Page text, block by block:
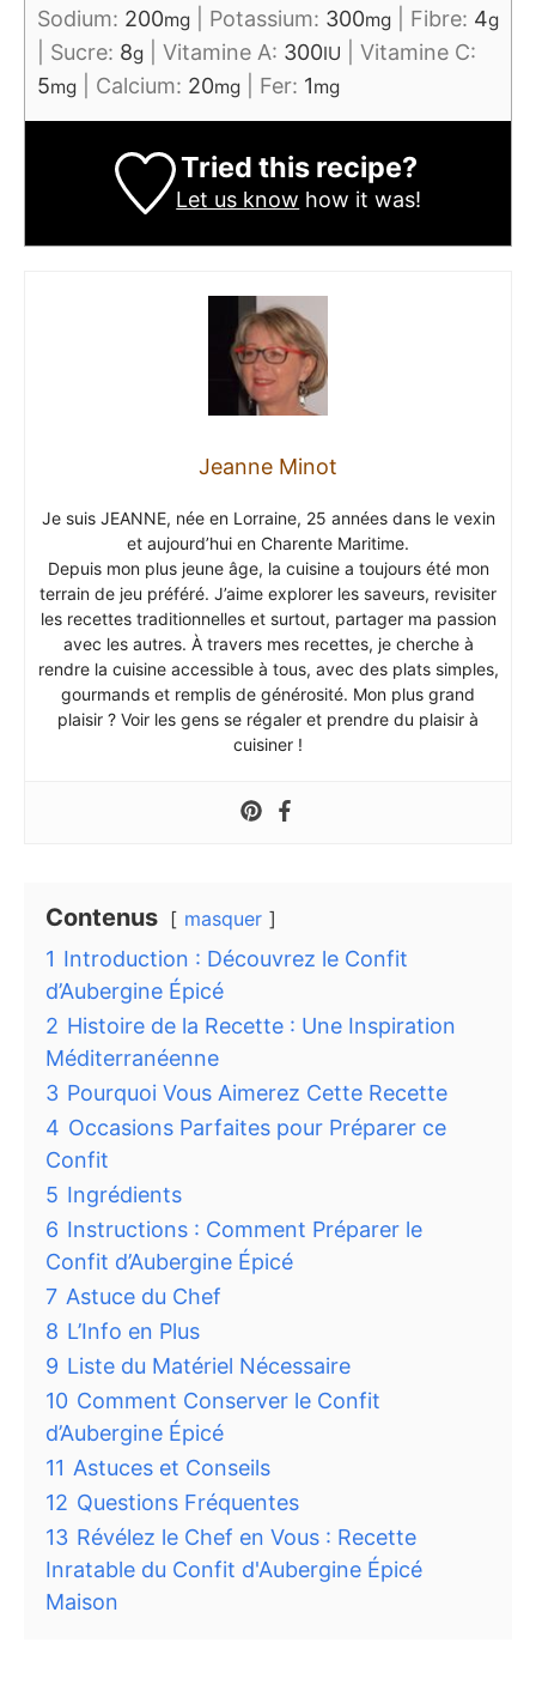
Sodium: 200mg Potassium: 300mg Fibre: 4g
Sucre: 8g Vitamine A: 300IU
Vitamine C:
5mg Calcium: 20mg Fer: 1mg
Tried this recipe?
Let us know how it was!
Jeanne Minot
Je suis JEANNE, née en Lorraine, 25 années dans le vexin
et aujourd’hui en Charente Maritime.
Depuis mon plus jeune âge, la cuisine a toujours été mon
terrain de jeu préféré. J’aime explorer les saveurs, revisiter
les recettes traditionnelles et surtout, partager ma passion
avec les autres. À travers mes recettes, je cherche à
rendre la cuisine accessible à tous, avec des plats simples,
gourmands et remplis de générosité. Mon plus grand
plaisir ? Voir les gens se régaler et prendre du plaisir à
cuisiner !
Contenus masquer
1 Introduction : Découvrez le Confit
d’Aubergine Épicé
2 Histoire de la Recette : Une Inspiration
Méditerranéenne
3 Pourquoi Vous Aimerez Cette Recette
4 Occasions Parfaites pour Préparer ce
Confit
5 Ingrédients
6 Instructions : Comment Préparer le
Confit d’Aubergine Épicé
7 Astuce du Chef
8 L’Info en Plus
9 Liste du Matériel Nécessaire
10 Comment Conserver le Confit
d’Aubergine Épicé
11 Astuces et Conseils
12 Questions Fréquentes
13 Révélez le Chef en Vous : Recette
Inratable du Confit d'Aubergine Épicé
Maison